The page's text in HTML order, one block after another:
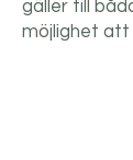
gäller till
möjlighet att